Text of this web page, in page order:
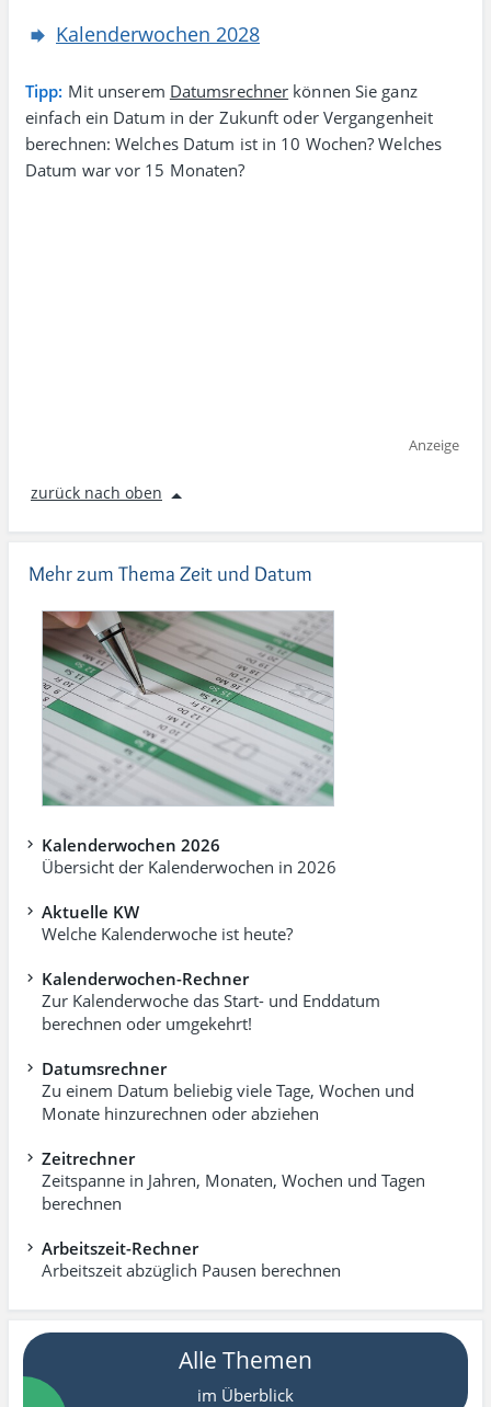
Kalenderwochen 2028
Tipp: Mit unserem Datumsrechner können Sie ganz
einfach ein Datum in der Zukunft oder Vergangenheit
berechnen: Welches Datum ist in 10 Wochen? Welches
Datum war vor 15 Monaten?
Anzeige
zurück nach oben
Mehr zum Thema Zeit und Datum
Kalenderwochen 2026
Übersicht der Kalenderwochen in 2026
Aktuelle KW
Welche Kalenderwoche ist heute?
Kalenderwochen-Rechner
Zur Kalenderwoche das Start- und Enddatum
berechnen oder umgekehrt!
Datumsrechner
Zu einem Datum beliebig viele Tage, Wochen und
Monate hinzurechnen oder abziehen
Zeitrechner
Zeitspanne in Jahren, Monaten, Wochen und Tagen
berechnen
Arbeitszeit-Rechner
Arbeitszeit abzüglich Pausen berechnen
Alle Themen
im Überblick